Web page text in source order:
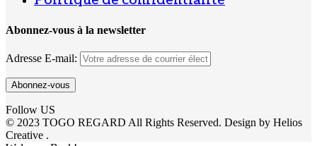
Abonnez-vous à la newsletter
Adresse E-mail:
Follow US
© 2023 TOGO REGARD All Rights Reserved. Design by Helios
Creative .